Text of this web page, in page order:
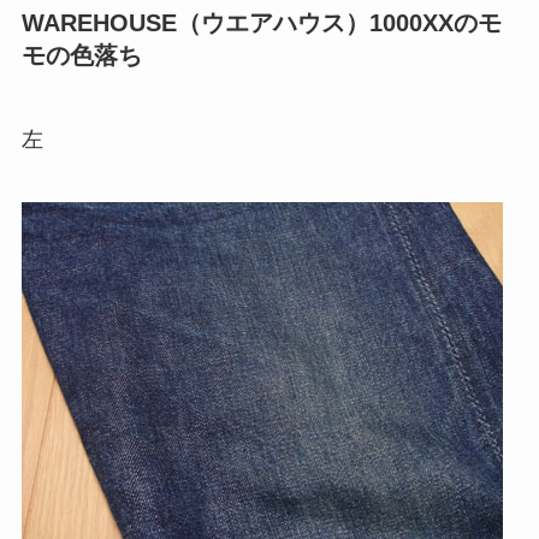
WAREHOUSE（ウエアハウス）1000XXのモ
モの色落ち
左